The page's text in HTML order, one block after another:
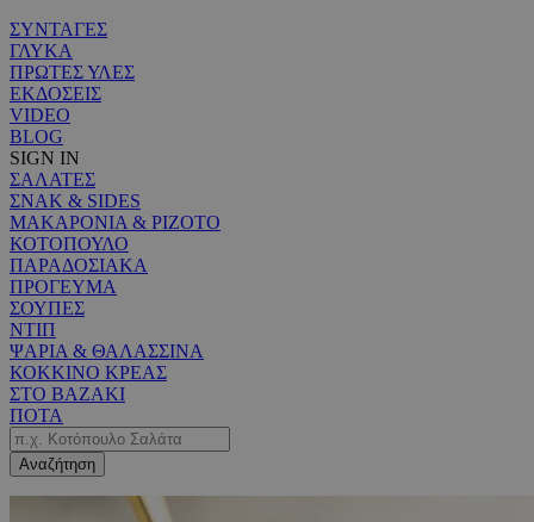
ΣΥΝΤΑΓΕΣ
ΓΛΥΚΑ
ΠΡΩΤΕΣ ΥΛΕΣ
ΕΚΔΟΣΕΙΣ
VIDEO
BLOG
SIGN IN
ΣΑΛΑΤΕΣ
ΣΝΑΚ & SIDES
ΜΑΚΑΡΟΝΙΑ & ΡΙΖΟΤΟ
ΚΟΤΟΠΟΥΛΟ
ΠΑΡΑΔΟΣΙΑΚΑ
ΠΡΟΓΕΥΜΑ
ΣΟΥΠΕΣ
ΝΤΙΠ
ΨΑΡΙΑ & ΘΑΛΑΣΣΙΝΑ
ΚΟΚΚΙΝΟ ΚΡΕΑΣ
ΣΤΟ ΒΑΖΑΚΙ
ΠΟΤΑ
Αναζήτηση